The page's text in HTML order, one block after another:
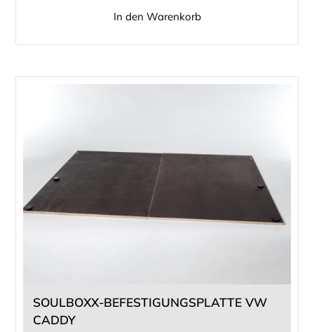
In den Warenkorb
SOULBOXX-BEFESTIGUNGSPLATTE VW
CADDY